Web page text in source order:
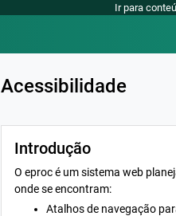
Ir para
Acessibilidade
Introdução
O eproc é um sistema web
onde se encontram:
Atalhos de navegação